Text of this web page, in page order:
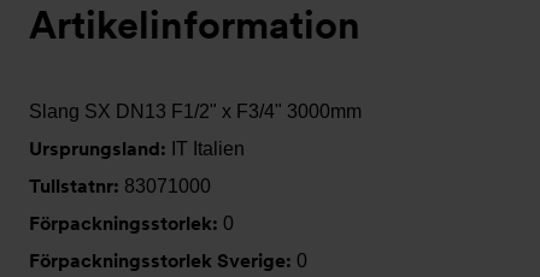
Artikelinformation
Slang SX DN13 F1/2" x F3/4" 3000mm
Ursprungsland: IT Italien
Tullstatnr: 83071000
Förpackningsstorlek: 0
Förpackningsstorlek Sverige: 0